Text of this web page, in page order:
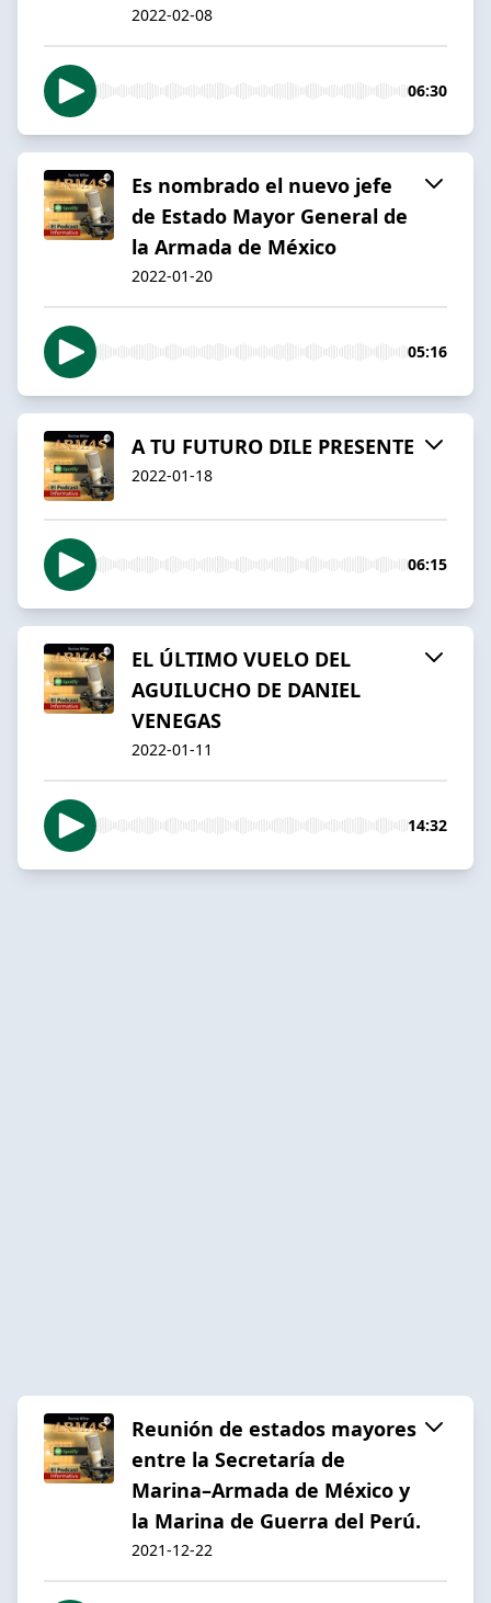
2022-02-08
06:30
Es nombrado el nuevo jefe
de Estado Mayor General de
la Armada de México
2022-01-20
05:16
A TU FUTURO DILE PRESENTE
2022-01-18
06:15
EL ÚLTIMO VUELO DEL
AGUILUCHO DE DANIEL
VENEGAS
2022-01-11
14:32
Reunión de estados mayores
entre la Secretaría de
Marina–Armada de México y
la Marina de Guerra del Perú.
2021-12-22